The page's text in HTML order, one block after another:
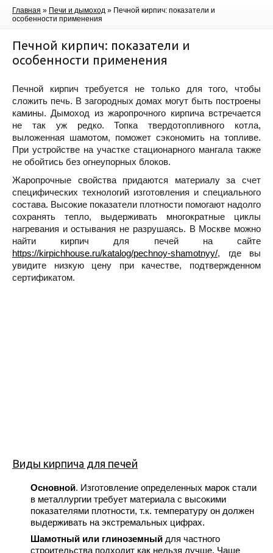
Главная » Печи и дымоход » Печной кирпич: показатели и
особенности применения
Печной кирпич: показатели и
особенности применения
Печной кирпич требуется не только для того, чтобы
сложить печь. В загородных домах могут быть построены
камины. Дымоход из жаропрочного кирпича встречается
не так уж редко. Топка твердотопливного котла,
выложенная шамотом, поможет сэкономить на топливе.
При устройстве на участке стационарного мангала также
не обойтись без огнеупорных блоков.
Жаропрочные свойства придаются материалу за счет
специфических технологий изготовления и специального
состава. Высокие показатели плотности помогают надолго
сохранять тепло, выдерживать многократные циклы
нагревания и остывания не разрушаясь. В Москве можно
найти кирпич для печей на сайте
https://kirpichhouse.ru/katalog/pechnoy-shamotnyy/, где вы
увидите низкую цену при качестве, подтвержденном
сертификатом.
Виды кирпича для печей
Основной. Изготовление определенных марок стали
в металлургии требует материала с высокими
показателями плотности, т.к. температуру он должен
выдерживать на экстремальных цифрах.
Шамотный или глиноземный для частного
строительства подходит как нельзя лучше. Чаще